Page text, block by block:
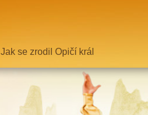
Jak se zrodil Opičí král